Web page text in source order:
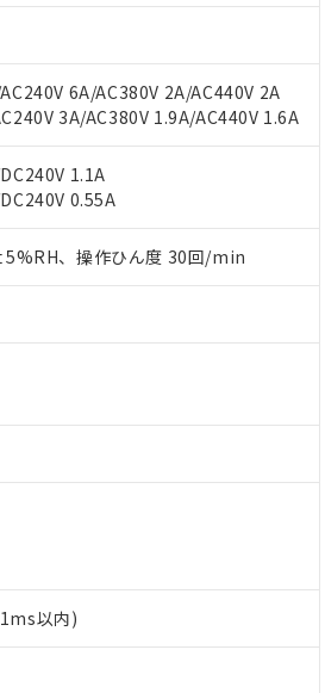
6A/AC380V 2A/AC440V 2A
3A/AC380V 1.9A/AC440V 1.6A
1.1A
0.55A
、操作ひん度 30回/min
以内)
商品の当社在庫状況および標準価格(税
本サービスの対象外となる商品もある
記載している更新日時点での社内デー
在庫および標準価格とは異なる場合が
様のお取引先、またはお客様担当のオ
事前の承諾なく第三者に漏洩または開
ビス）をご利用いただくには、I-Web
登録された部品リストについて、当社
客様との取引・商談に必要な範囲で利
の共同利用に関して"
たものが、含有品と判明した場合など
ミウム(Cd) 100ppm以下、
類(PBB) 1000ppm以下、ポリ臭化ジフェニルエ
1000ppm以下、フタル酸ブチルベンジル（BBP）
1000ppm以下
適用除外項目は除く。
図的な使用がないことを確認しています。
が前後することがあります。
とができます。
もので、過去に遡って非含有を証明す
おりました。
ていることから、特段のことがない限
基準値以下であることを示します。
基準値を超えていることを示します。
い合わせください。
ム) : 100ppm、
ル類) : 1000ppm、 PBDEs(ポリ臭化ジフェニル
が外部に漏えいし、環境に深刻な影
い合わせください。
為替および外国貿易法に定める商品（
合は、日本国政府の輸出許可(または役
全に破砕するなど、違法に輸出されな
、化学兵器、生物兵器またはその他武
る関係者が違法に輸出するおそれがあ
報を公開していない機種